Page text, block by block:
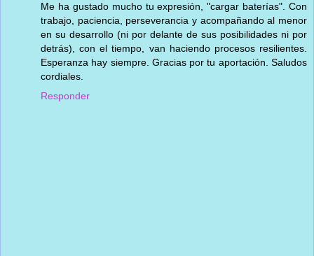
Me ha gustado mucho tu expresión, "cargar baterías". Con
trabajo, paciencia, perseverancia y acompañando al menor
en su desarrollo (ni por delante de sus posibilidades ni por
detrás), con el tiempo, van haciendo procesos resilientes.
Esperanza hay siempre. Gracias por tu aportación. Saludos
cordiales.
Responder